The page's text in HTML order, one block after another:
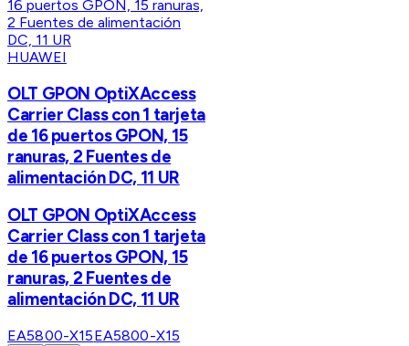
HUAWEI
OLT GPON OptiXAccess
Carrier Class con 1 tarjeta
de 16 puertos GPON, 15
ranuras, 2 Fuentes de
alimentación DC, 11 UR
OLT GPON OptiXAccess
Carrier Class con 1 tarjeta
de 16 puertos GPON, 15
ranuras, 2 Fuentes de
alimentación DC, 11 UR
EA5800-X15EA5800-X15